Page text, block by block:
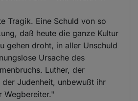
Tragik. Eine Schuld von so
daß heute die ganze Kultur
gehen droht, in aller Unschuld
Ursache des
Luther, der
Judenheit, unbewußt ihr
Wegbereiter."